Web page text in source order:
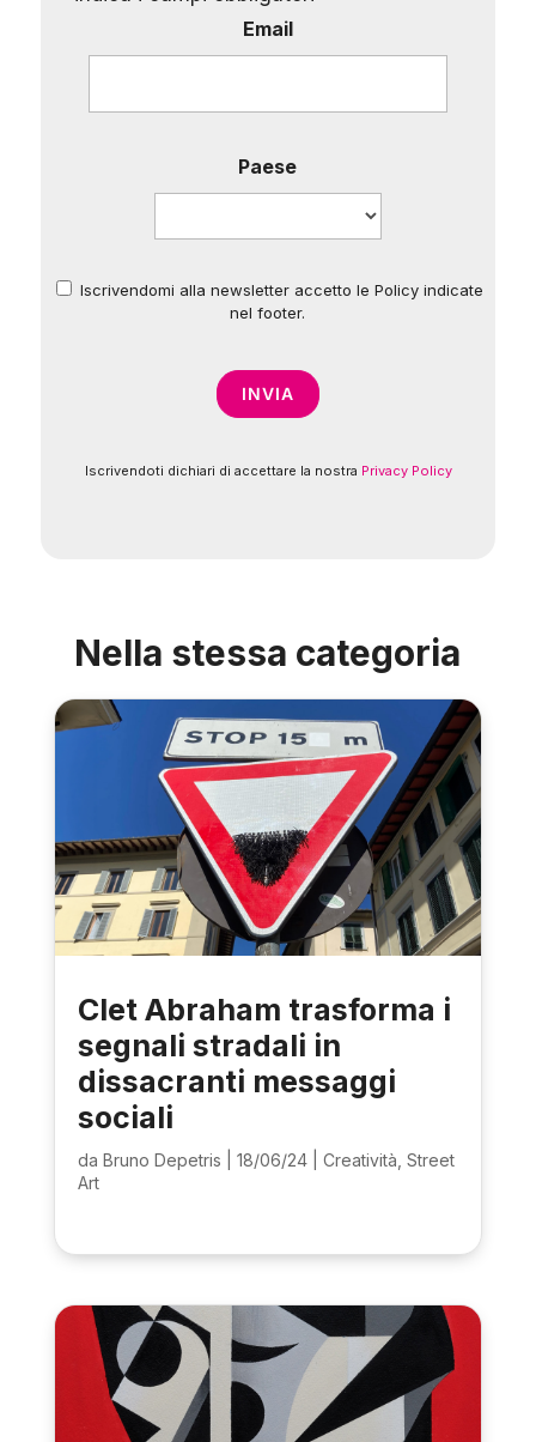
Email
Paese
*
Iscrivendomi alla newsletter accetto le Policy indicate
nel footer.
Iscrivendoti dichiari di accettare la nostra Privacy Policy
Nella stessa categoria
Clet Abraham trasforma i
segnali stradali in
dissacranti messaggi
sociali
da Bruno Depetris 18/06/24| Creatività Street
Art